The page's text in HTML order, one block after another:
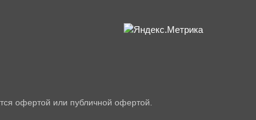
офертой или публичной офертой.